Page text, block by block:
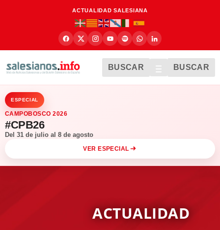
ACTUALIDAD SALESIANA
BUSCAR BUSCAR
ESPECIAL
CAMPOBOSCO 2026
#CPB26
Del 31 de julio al 8 de agosto
VER ESPECIAL
ACTUALIDAD